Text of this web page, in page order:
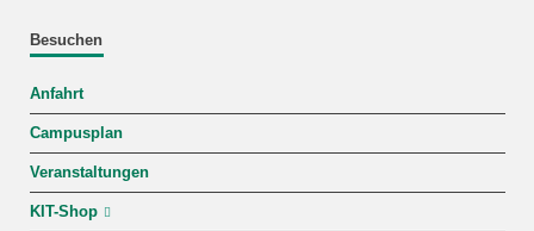
Besuchen
Anfahrt
Campusplan
Veranstaltungen
KIT-Shop